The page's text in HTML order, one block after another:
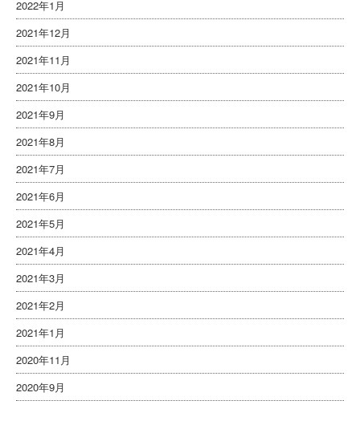
2022年1月
2021年12月
2021年11月
2021年10月
2021年9月
2021年8月
2021年7月
2021年6月
2021年5月
2021年4月
2021年3月
2021年2月
2021年1月
2020年11月
2020年9月